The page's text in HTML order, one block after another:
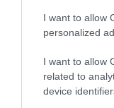
I want to allow
personalized
I want to allow
related to
device
Αντιδράσεις
22.05.2026 | 16:15